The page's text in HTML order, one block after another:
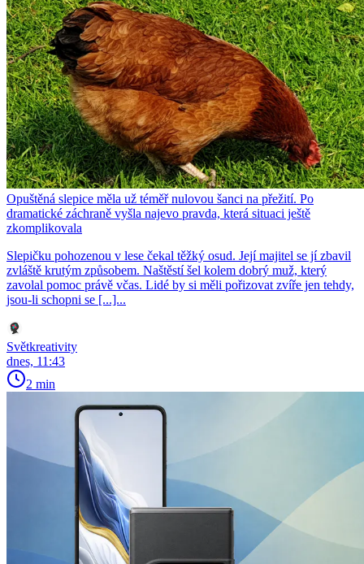
Opuštěná slepice měla už téměř nulovou šanci na přežití. Po
dramatické záchraně vyšla najevo pravda, která situaci ještě
zkomplikovala
Slepičku pohozenou v lese čekal těžký osud. Její majitel se jí zbavil
zvláště krutým způsobem. Naštěstí šel kolem dobrý muž, který
zavolal pomoc právě včas. Lidé by si měli pořizovat zvíře jen tehdy,
jsou-li schopni se [...]...
Světkreativity
dnes, 11:43
2 min